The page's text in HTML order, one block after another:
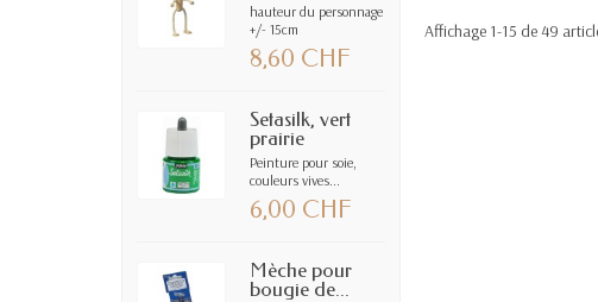
hauteur du personnage
+/- 15cm
8,60 CHF
Setasilk, vert
prairie
Peinture pour soie,
couleurs vives...
6,00 CHF
Mèche pour
bougie de...
Affichage 1-15 de 49